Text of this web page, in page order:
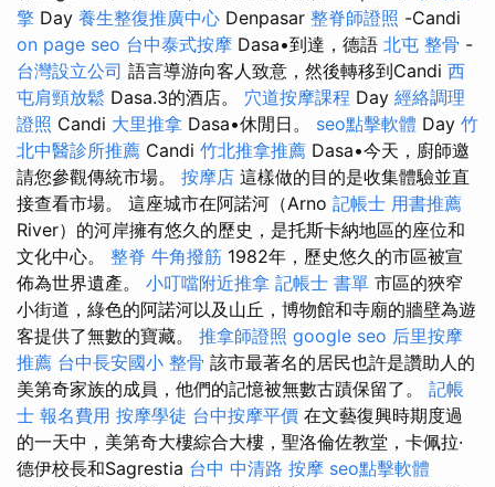
擎 Day 養生整復推廣中心 Denpasar 整脊師證照 -Candi
on page seo 台中泰式按摩 Dasa•到達，德語 北屯 整骨 -
台灣設立公司 語言導游向客人致意，然後轉移到Candi 西
屯肩頸放鬆 Dasa.3的酒店。 穴道按摩課程 Day 經絡調理
證照 Candi 大里推拿 Dasa•休閒日。 seo點擊軟體 Day 竹
北中醫診所推薦 Candi 竹北推拿推薦 Dasa•今天，廚師邀
請您參觀傳統市場。 按摩店 這樣做的目的是收集體驗並直
接查看市場。 這座城市在阿諾河（Arno 記帳士 用書推薦
River）的河岸擁有悠久的歷史，是托斯卡納地區的座位和
文化中心。 整脊 牛角撥筋 1982年，歷史悠久的市區被宣
佈為世界遺產。 小叮噹附近推拿 記帳士 書單 市區的狹窄
小街道，綠色的阿諾河以及山丘，博物館和寺廟的牆壁為遊
客提供了無數的寶藏。 推拿師證照 google seo 后里按摩
推薦 台中長安國小 整骨 該市最著名的居民也許是讚助人的
美第奇家族的成員，他們的記憶被無數古蹟保留了。 記帳
士 報名費用 按摩學徒 台中按摩平價 在文藝復興時期度過
的一天中，美第奇大樓綜合大樓，聖洛倫佐教堂，卡佩拉·
德伊校長和Sagrestia 台中 中清路 按摩 seo點擊軟體